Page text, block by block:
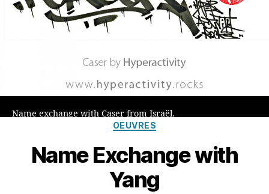
Name exchange with Caser from Israël.
Catégories
OEUVRES
Name Exchange with
Yang